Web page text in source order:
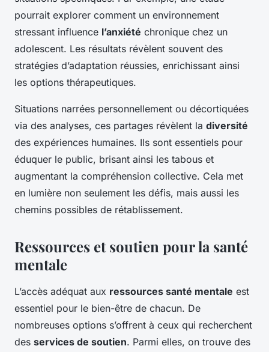
pourrait explorer comment un environnement
stressant influence l’anxiété chronique chez un
adolescent. Les résultats révèlent souvent des
stratégies d’adaptation réussies, enrichissant ainsi
les options thérapeutiques.
Situations narrées personnellement ou décortiquées
via des analyses, ces partages révèlent la diversité
des expériences humaines. Ils sont essentiels pour
éduquer le public, brisant ainsi les tabous et
augmentant la compréhension collective. Cela met
en lumière non seulement les défis, mais aussi les
chemins possibles de rétablissement.
Ressources et soutien pour la santé
mentale
L’accès adéquat aux ressources santé mentale est
essentiel pour le bien-être de chacun. De
nombreuses options s’offrent à ceux qui recherchent
des services de soutien. Parmi elles, on trouve des